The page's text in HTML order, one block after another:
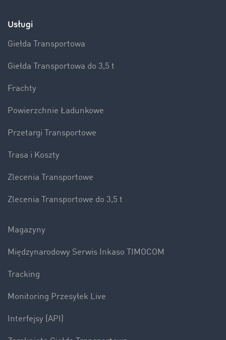
Usługi
Giełda Transportowa
Giełda Transportowa do 3,5 t
Frachty
Powierzchnie Ładunkowe
Przetargi Transportowe
Trasa i Koszty
Zlecenia Transportowe
Zlecenia Transportowe do 3,5 t
Magazyny
Międzynarodowy Serwis Inkaso TIMOCOM
Tracking
Monitoring Przesyłek Live
Interfejsy (API)